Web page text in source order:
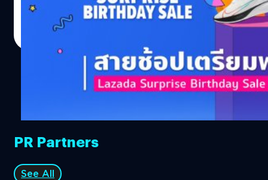
บริโภคต่าง ๆ อีกทั้งยังมีโปรโมชันพิเศษอีกเพียบที่จะทำให้คุณ
ช้อปกันได้อย่างจุใจแน่นอน! โปรโมชันของ Lazada Surprise
Birthday Sale ลาซาด้าลดถึง 6 ต่อ! มีอะไรบ้าง ไปดูกันเลย!
แจกคูปองส่วนลด 333 บาท ทุก ๆ 10 โมงเช้าตลอดทั้งสัปดาห์
สามารถใช้คูปองได้ในวันที่ 27-29 มีนาคมคูปองส่วนลดจาก
ร้านค้า แบรนด์ และผู้ขายบนแพลตฟอร์ม มูลค่ากว่า 999
มากมาย อาทิCitiLazada รับส่วนลดรวมมูลค่า 1,549
มนัสวี จิตตเกษม | 1962 days ago
Read More
PR Partners
See All